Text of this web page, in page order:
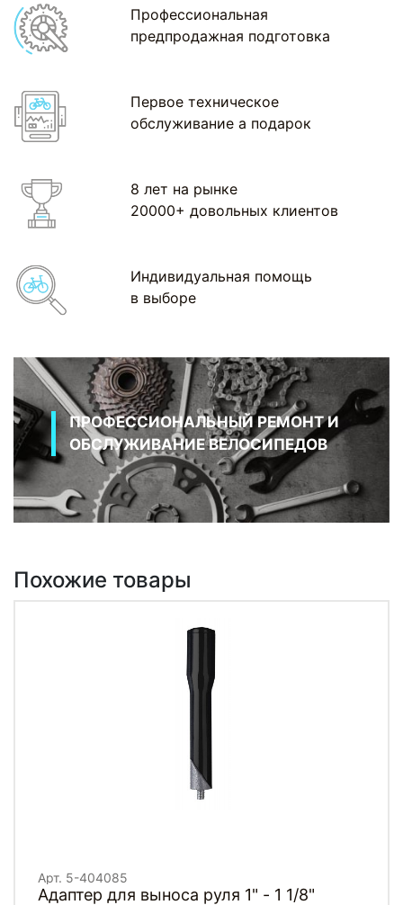
Профессиональная
предпродажная подготовка
Первое техническое
обслуживание а подарок
8 лет на рынке
20000+ довольных клиентов
Индивидуальная помощь
в выборе
ПРОФЕССИОНАЛЬНЫЙ РЕМОНТ И
ОБСЛУЖИВАНИЕ ВЕЛОСИПЕДОВ
Похожие товары
Арт. 5-404085
Адаптер для выноса руля 1" - 1 1/8"